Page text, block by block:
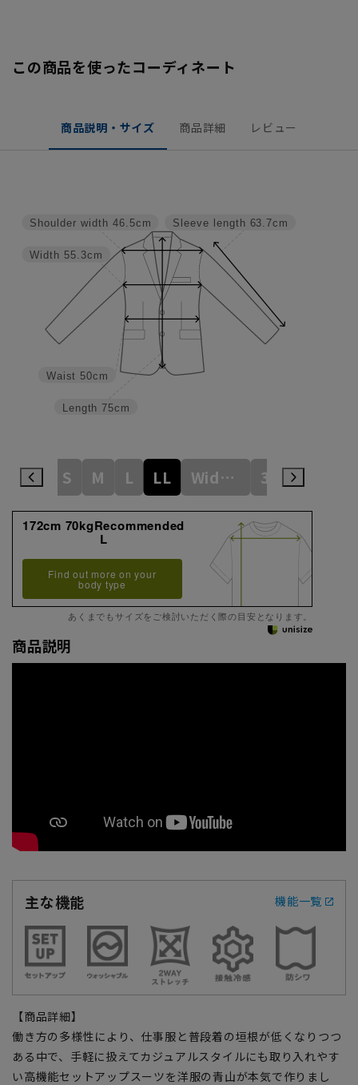
この商品を使ったコーディネート
商品説明・サイズ 商品詳細 レビュー
Sleeve length 63.7cm
Length 75cm
Waist 50cm
Width 55.3cm
Shoulder width 46.5cm
S M L LL WideM 3L WideL
172cm 70kgRecommended
L
Find out more on your
body type
あくまでもサイズをご検討いただく際の目安となります。
商品説明
主な機能 機能一覧
【商品詳細】
働き方の多様性により、仕事服と普段着の垣根が低くなりつつ
ある中で、手軽に扱えてカジュアルスタイルにも取り入れやす
い高機能セットアップスーツを洋服の青山が本気で作りまし